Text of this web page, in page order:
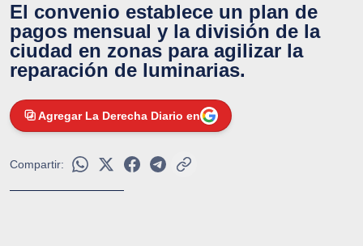
El convenio establece un plan de
pagos mensual y la división de la
ciudad en zonas para agilizar la
reparación de luminarias.
Agregar La Derecha Diario en
Compartir: